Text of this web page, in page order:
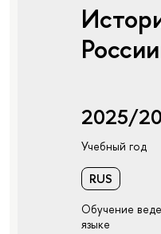
России
2025/
Учебный год
RUS
Обучение
языке